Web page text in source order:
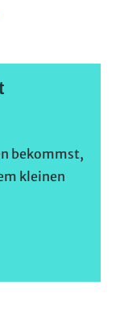
bekommst,
kleinen